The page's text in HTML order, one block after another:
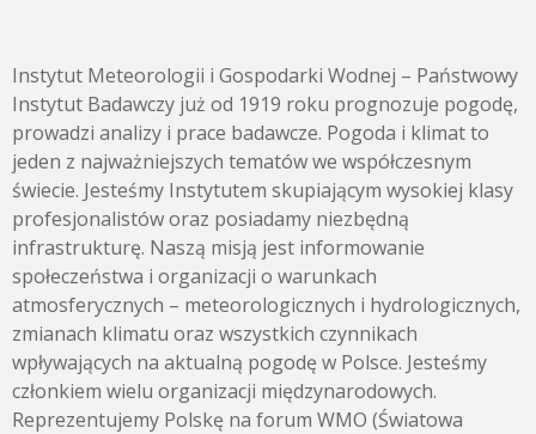
Instytut Meteorologii i Gospodarki Wodnej – Państwowy
Instytut Badawczy już od 1919 roku prognozuje pogodę,
prowadzi analizy i prace badawcze. Pogoda i klimat to
jeden z najważniejszych tematów we współczesnym
świecie. Jesteśmy Instytutem skupiającym wysokiej klasy
profesjonalistów oraz posiadamy niezbędną
infrastrukturę. Naszą misją jest informowanie
społeczeństwa i organizacji o warunkach
atmosferycznych – meteorologicznych i hydrologicznych,
zmianach klimatu oraz wszystkich czynnikach
wpływających na aktualną pogodę w Polsce. Jesteśmy
członkiem wielu organizacji międzynarodowych.
Reprezentujemy Polskę na forum WMO (Światowa